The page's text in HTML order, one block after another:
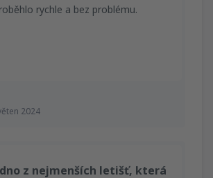
2024
rychle a bez problému.
z nejmenších letišť, která